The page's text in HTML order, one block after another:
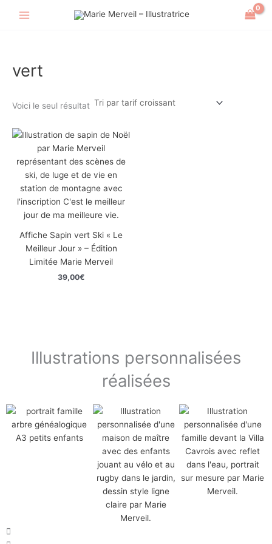
vert
Voici le seul résultat
Affiche Sapin vert Ski « Le
Meilleur Jour » – Édition
Limitée Marie Merveil
39,00€
Illustrations personnalisées
réalisées